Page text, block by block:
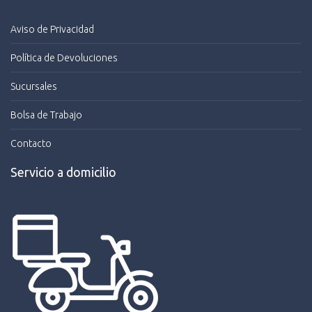
Aviso de Privacidad
Política de Devoluciones
Sucursales
Bolsa de Trabajo
Contacto
Servicio a domicilio